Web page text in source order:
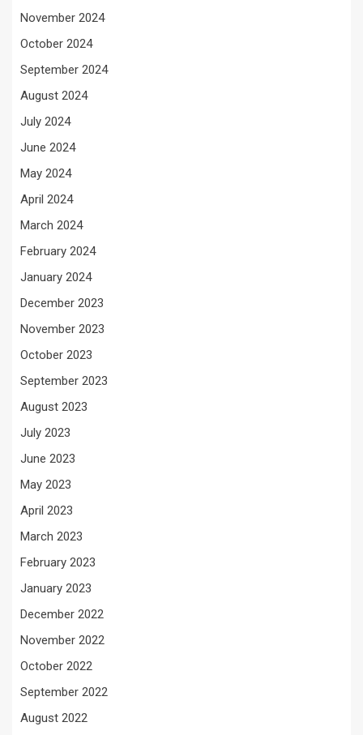
November 2024
October 2024
September 2024
August 2024
July 2024
June 2024
May 2024
April 2024
March 2024
February 2024
January 2024
December 2023
November 2023
October 2023
September 2023
August 2023
July 2023
June 2023
May 2023
April 2023
March 2023
February 2023
January 2023
December 2022
November 2022
October 2022
September 2022
August 2022